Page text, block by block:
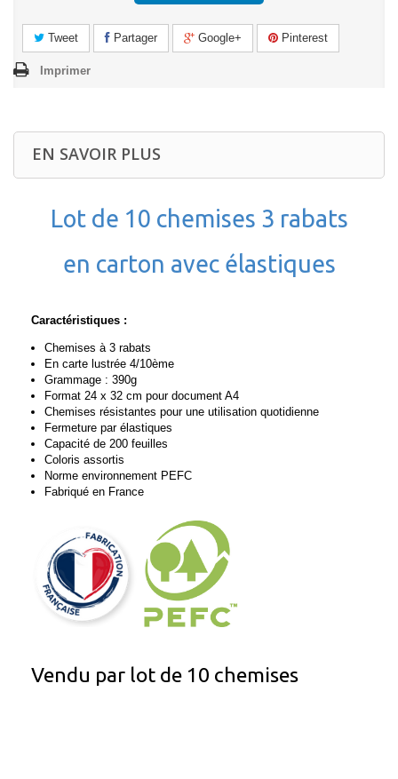
Tweet Partager Google+ Pinterest
Imprimer
EN SAVOIR PLUS
Lot de 10 chemises 3 rabats
en carton avec élastiques
Caractéristiques :
Chemises à 3 rabats
En carte lustrée 4/10ème
Grammage : 390g
Format 24 x 32 cm pour document A4
Chemises résistantes pour une utilisation quotidienne
Fermeture par élastiques
Capacité de 200 feuilles
Coloris assortis
Norme environnement PEFC
Fabriqué en France
Vendu par lot de 10 chemises